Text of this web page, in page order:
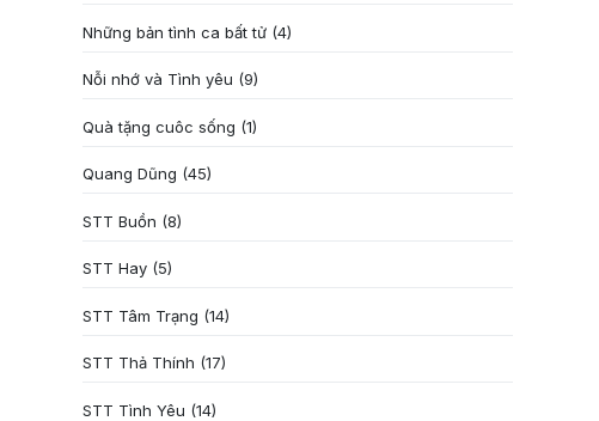
Những bản tình ca bất tử (4)
Nỗi nhớ và Tình yêu (9)
Quà tặng cuôc sống (1)
Quang Dũng (45)
STT Buồn (8)
STT Hay (5)
STT Tâm Trạng (14)
STT Thả Thính (17)
STT Tình Yêu (14)